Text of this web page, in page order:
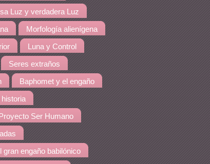
Luz y verdadera Luz
Morfología alienígena
Luna y Control
Seres extraños
Baphomet y el engaño
historia
Proyecto Ser Humano
gran engaño babilónico